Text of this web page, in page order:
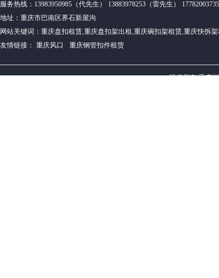
服务热线：13983950985（代先生） 13883978253（雷先生）
地址：重庆市巴南区界石新屋沟
网站关键词：重庆盘扣租赁,重庆盘扣架出租,重庆碗扣架租赁,重庆快拆
友情链接： 重庆风口 重庆钢管扣件租赁
版权所有 重庆